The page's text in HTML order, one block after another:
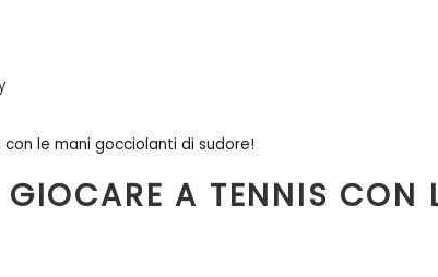
le mani gocciolanti di sudore!
A TENNIS